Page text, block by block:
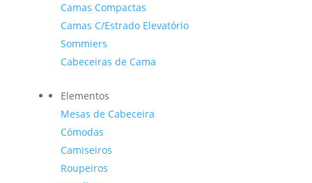
Camas Compactas
Camas C/Estrado Elevatório
Sommiers
Cabeceiras de Cama
Elementos
Mesas de Cabeceira
Cómodas
Camiseiros
Roupeiros